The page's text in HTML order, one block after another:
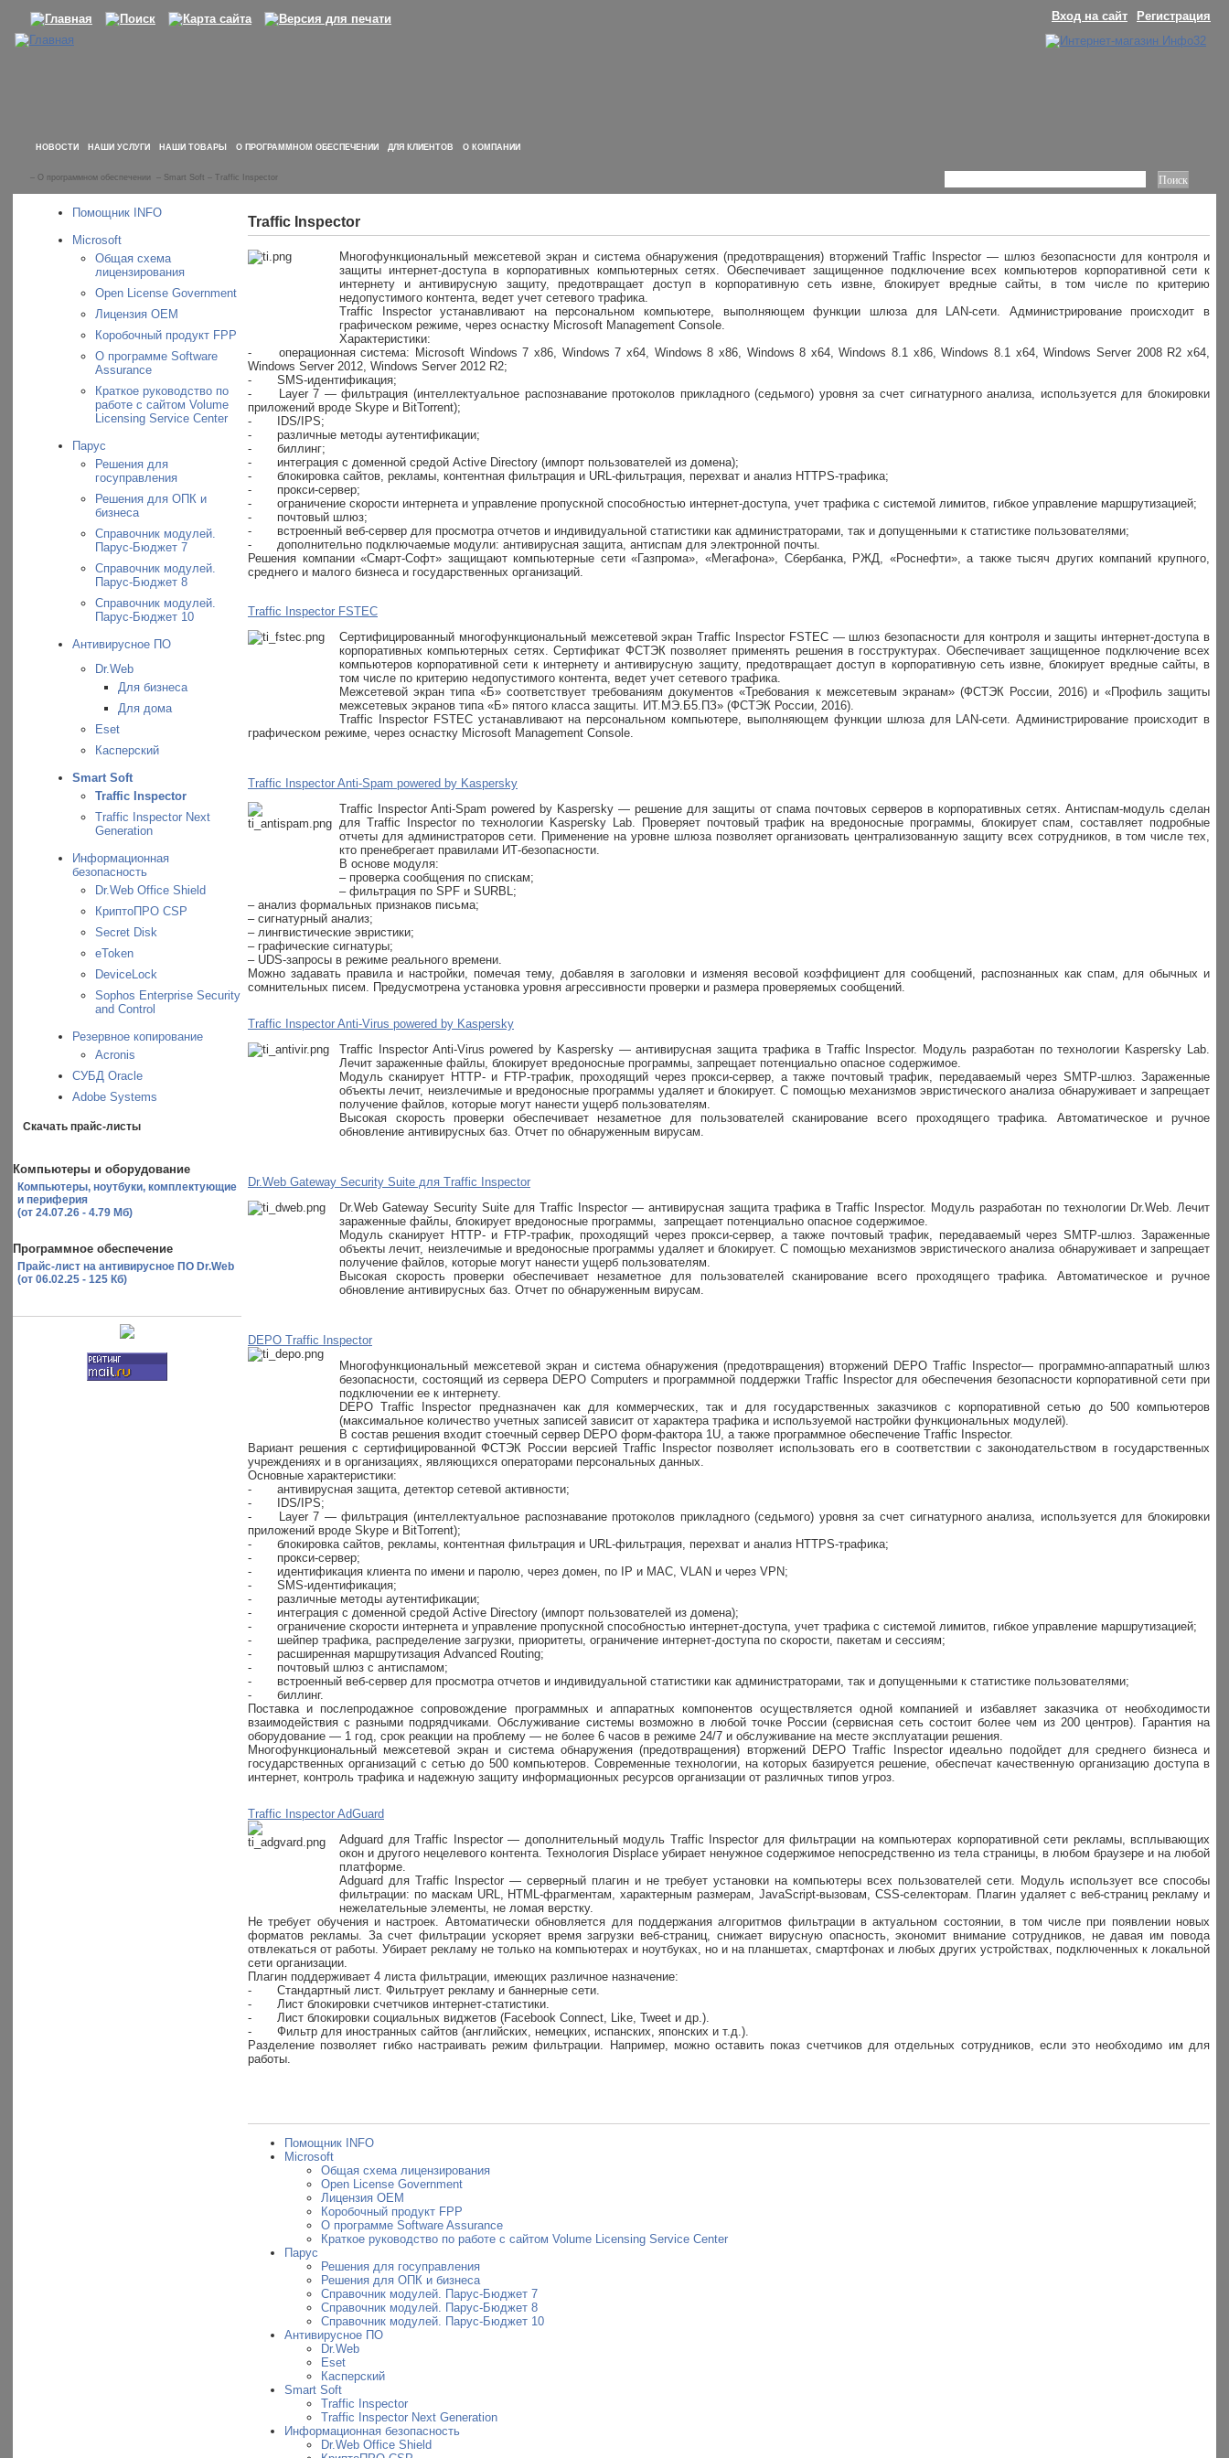
Вход на сайт Регистрация
НОВОСТИ НАШИ УСЛУГИ НАШИ ТОВАРЫ О ПРОГРАММНОМ ОБЕСПЕЧЕНИИ ДЛЯ КЛИЕНТОВ О КОМПАНИИ
– О программном обеспечении – Smart Soft – Traffic Inspector
Помощник INFO
Microsoft
Общая схема
лицензирования
Open License Government
Лицензия OEM
Коробочный продукт FPP
О программе Software
Assurance
Краткое руководство по
работе с сайтом Volume
Licensing Service Center
Парус
Решения для
госуправления
Решения для ОПК и
бизнеса
Справочник модулей.
Парус-Бюджет 7
Справочник модулей.
Парус-Бюджет 8
Справочник модулей.
Парус-Бюджет 10
Антивирусное ПО
Dr.Web
Для бизнеса
Для дома
Eset
Касперский
Smart Soft
Traffic Inspector
Traffic Inspector Next
Generation
Информационная
безопасность
Dr.Web Office Shield
КриптоПРО CSP
Secret Disk
eToken
DeviceLock
Sophos Enterprise Security
and Control
Резервное копирование
Acronis
СУБД Oracle
Adobe Systems
Скачать прайс-листы
Компьютеры и оборудование
Компьютеры, ноутбуки, комплектующие
и периферия
(от 24.07.26 - 4.79 Мб)
Программное обеспечение
Прайс-лист на антивирусное ПО Dr.Web
(от 06.02.25 - 125 Кб)
Traffic Inspector
Многофункциональный межсетевой экран и система обнаружения (предотвращения) вторжений Traffic Inspector — шлюз безопасности для контроля и
защиты интернет-доступа в корпоративных компьютерных сетях. Обеспечивает защищенное подключение всех компьютеров корпоративной сети к
интернету и антивирусную защиту, предотвращает доступ в корпоративную сеть извне, блокирует вредные сайты, в том числе по критерию
недопустимого контента, ведет учет сетевого трафика.
Traffic Inspector устанавливают на персональном компьютере, выполняющем функции шлюза для LAN-сети. Администрирование происходит в
графическом режиме, через оснастку Microsoft Management Console.
Характеристики:
-
операционная система: Microsoft Windows 7 x86, Windows 7 x64, Windows 8 x86, Windows 8 x64, Windows 8.1 x86, Windows 8.1 x64, Windows Server 2008 R2 x64,
Windows Server 2012, Windows Server 2012 R2;
-
SMS-идентификация;
-
Layer 7 — фильтрация (интеллектуальное распознавание протоколов прикладного (седьмого) уровня за счет сигнатурного анализа, используется для блокировки
приложений вроде Skype и BitTorrent);
-
IDS/IPS;
-
различные методы аутентификации;
-
биллинг;
-
интеграция с доменной средой Active Directory (импорт пользователей из домена);
-
блокировка сайтов, рекламы, контентная фильтрация и URL-фильтрация, перехват и анализ HTTPS-трафика;
-
прокси-сервер;
-
ограничение скорости интернета и управление пропускной способностью интернет-доступа, учет трафика с системой лимитов, гибкое управление маршрутизацией;
-
почтовый шлюз;
-
встроенный веб-сервер для просмотра отчетов и индивидуальной статистики как администраторами, так и допущенными к статистике пользователями;
-
дополнительно подключаемые модули: антивирусная защита, антиспам для электронной почты.
Решения компании «Смарт-Софт» защищают компьютерные сети «Газпрома», «Мегафона», Сбербанка, РЖД, «Роснефти», а также тысяч других компаний крупного,
среднего и малого бизнеса и государственных организаций.
Traffic Inspector FSTEC
Сертифицированный многофункциональный межсетевой экран Traffic Inspector FSTEC — шлюз безопасности для контроля и защиты интернет-доступа в
корпоративных компьютерных сетях. Сертификат ФСТЭК позволяет применять решения в госструктурах. Обеспечивает защищенное подключение всех
компьютеров корпоративной сети к интернету и антивирусную защиту, предотвращает доступ в корпоративную сеть извне, блокирует вредные сайты, в
том числе по критерию недопустимого контента, ведет учет сетевого трафика.
Межсетевой экран типа «Б» соответствует требованиям документов «Требования к межсетевым экранам» (ФСТЭК России, 2016) и «Профиль защиты
межсетевых экранов типа «Б» пятого класса защиты. ИТ.МЭ.Б5.ПЗ» (ФСТЭК России, 2016).
Traffic Inspector FSTEC устанавливают на персональном компьютере, выполняющем функции шлюза для LAN-сети. Администрирование происходит в
графическом режиме, через оснастку Microsoft Management Console.
Traffic Inspector Anti-Spam powered by Kaspersky
Traffic Inspector Anti-Spam powered by Kaspersky — решение для защиты от спама почтовых серверов в корпоративных сетях. Антиспам-модуль сделан
для Traffic Inspector по технологии Kaspersky Lab. Проверяет почтовый трафик на вредоносные программы, блокирует спам, составляет подробные
отчеты для администраторов сети. Применение на уровне шлюза позволяет организовать централизованную защиту всех сотрудников, в том числе тех,
кто пренебрегает правилами ИТ-безопасности.
В основе модуля:
– проверка сообщения по спискам;
– фильтрация по SPF и SURBL;
– анализ формальных признаков письма;
– сигнатурный анализ;
– лингвистические эвристики;
– графические сигнатуры;
– UDS-запросы в режиме реального времени.
Можно задавать правила и настройки, помечая тему, добавляя в заголовки и изменяя весовой коэффициент для сообщений, распознанных как спам, для обычных и
сомнительных писем. Предусмотрена установка уровня агрессивности проверки и размера проверяемых сообщений.
Traffic Inspector Anti-Virus powered by Kaspersky
Traffic Inspector Anti-Virus powered by Kaspersky — антивирусная защита трафика в Traffic Inspector. Модуль разработан по технологии Kaspersky Lab.
Лечит зараженные файлы, блокирует вредоносные программы, запрещает потенциально опасное содержимое.
Модуль сканирует HTTP- и FTP-трафик, проходящий через прокси-сервер, а также почтовый трафик, передаваемый через SMTP-шлюз. Зараженные
объекты лечит, неизлечимые и вредоносные программы удаляет и блокирует. С помощью механизмов эвристического анализа обнаруживает и запрещает
получение файлов, которые могут нанести ущерб пользователям.
Высокая скорость проверки обеспечивает незаметное для пользователей сканирование всего проходящего трафика. Автоматическое и ручное
обновление антивирусных баз. Отчет по обнаруженным вирусам.
Dr.Web Gateway Security Suite для Traffic Inspector
Dr.Web Gateway Security Suite для Traffic Inspector — антивирусная защита трафика в Traffic Inspector. Модуль разработан по технологии Dr.Web. Лечит
зараженные файлы, блокирует вредоносные программы, запрещает потенциально опасное содержимое.
Модуль сканирует HTTP- и FTP-трафик, проходящий через прокси-сервер, а также почтовый трафик, передаваемый через SMTP-шлюз. Зараженные
объекты лечит, неизлечимые и вредоносные программы удаляет и блокирует. С помощью механизмов эвристического анализа обнаруживает и запрещает
получение файлов, которые могут нанести ущерб пользователям.
Высокая скорость проверки обеспечивает незаметное для пользователей сканирование всего проходящего трафика. Автоматическое и ручное
обновление антивирусных баз. Отчет по обнаруженным вирусам.
DEPO Traffic Inspector
Многофункциональный межсетевой экран и система обнаружения (предотвращения) вторжений DEPO Traffic Inspector— программно-аппаратный шлюз
безопасности, состоящий из сервера DEPO Computers и программной поддержки Traffic Inspector для обеспечения безопасности корпоративной сети при
подключении ее к интернету.
DEPO Traffic Inspector предназначен как для коммерческих, так и для государственных заказчиков с корпоративной сетью до 500 компьютеров
(максимальное количество учетных записей зависит от характера трафика и используемой настройки функциональных модулей).
В состав решения входит стоечный сервер DEPO форм-фактора 1U, а также программное обеспечение Traffic Inspector.
Вариант решения с сертифицированной ФСТЭК России версией Traffic Inspector позволяет использовать его в соответствии с законодательством в государственных
учреждениях и в организациях, являющихся операторами персональных данных.
Основные характеристики:
-
антивирусная защита, детектор сетевой активности;
-
IDS/IPS;
-
Layer 7 — фильтрация (интеллектуальное распознавание протоколов прикладного (седьмого) уровня за счет сигнатурного анализа, используется для блокировки
приложений вроде Skype и BitTorrent);
-
блокировка сайтов, рекламы, контентная фильтрация и URL-фильтрация, перехват и анализ HTTPS-трафика;
-
прокси-сервер;
-
идентификация клиента по имени и паролю, через домен, по IP и MAC, VLAN и через VPN;
-
SMS-идентификация;
-
различные методы аутентификации;
-
интеграция с доменной средой Active Directory (импорт пользователей из домена);
-
ограничение скорости интернета и управление пропускной способностью интернет-доступа, учет трафика с системой лимитов, гибкое управление маршрутизацией;
-
шейпер трафика, распределение загрузки, приоритеты, ограничение интернет-доступа по скорости, пакетам и сессиям;
-
расширенная маршрутизация Advanced Routing;
-
почтовый шлюз с антиспамом;
-
встроенный веб-сервер для просмотра отчетов и индивидуальной статистики как администраторами, так и допущенными к статистике пользователями;
-
биллинг.
Поставка и послепродажное сопровождение программных и аппаратных компонентов осуществляется одной компанией и избавляет заказчика от необходимости
взаимодействия с разными подрядчиками. Обслуживание системы возможно в любой точке России (сервисная сеть состоит более чем из 200 центров). Гарантия на
оборудование — 1 год, срок реакции на проблему — не более 6 часов в режиме 24/7 и обслуживание на месте эксплуатации решения.
Многофункциональный межсетевой экран и система обнаружения (предотвращения) вторжений DEPO Traffic Inspector идеально подойдет для среднего бизнеса и
государственных организаций с сетью до 500 компьютеров. Современные технологии, на которых базируется решение, обеспечат качественную организацию доступа в
интернет, контроль трафика и надежную защиту информационных ресурсов организации от различных типов угроз.
Traffic Inspector AdGuard
Adguard для Traffic Inspector — дополнительный модуль Traffic Inspector для фильтрации на компьютерах корпоративной сети рекламы, всплывающих
окон и другого нецелевого контента. Технология Displace убирает ненужное содержимое непосредственно из тела страницы, в любом браузере и на любой
платформе.
Adguard для Traffic Inspector — серверный плагин и не требует установки на компьютеры всех пользователей сети. Модуль использует все способы
фильтрации: по маскам URL, HTML-фрагментам, характерным размерам, JavaScript-вызовам, CSS-селекторам. Плагин удаляет с веб-страниц рекламу и
нежелательные элементы, не ломая верстку.
Не требует обучения и настроек. Автоматически обновляется для поддержания алгоритмов фильтрации в актуальном состоянии, в том числе при появлении новых
форматов рекламы. За счет фильтрации ускоряет время загрузки веб-страниц, снижает вирусную опасность, экономит внимание сотрудников, не давая им повода
отвлекаться от работы. Убирает рекламу не только на компьютерах и ноутбуках, но и на планшетах, смартфонах и любых других устройствах, подключенных к локальной
сети организации.
Плагин поддерживает 4 листа фильтрации, имеющих различное назначение:
-
Стандартный лист. Фильтрует рекламу и баннерные сети.
-
Лист блокировки счетчиков интернет-статистики.
-
Лист блокировки социальных виджетов (Facebook Connect, Like, Tweet и др.).
-
Фильтр для иностранных сайтов (английских, немецких, испанских, японских и т.д.).
Разделение позволяет гибко настраивать режим фильтрации. Например, можно оставить показ счетчиков для отдельных сотрудников, если это необходимо им для
работы.
Помощник INFO
Microsoft
Общая схема лицензирования
Open License Government
Лицензия OEM
Коробочный продукт FPP
О программе Software Assurance
Краткое руководство по работе с сайтом Volume Licensing Service Center
Парус
Решения для госуправления
Решения для ОПК и бизнеса
Справочник модулей. Парус-Бюджет 7
Справочник модулей. Парус-Бюджет 8
Справочник модулей. Парус-Бюджет 10
Антивирусное ПО
Dr.Web
Eset
Касперский
Smart Soft
Traffic Inspector
Traffic Inspector Next Generation
Информационная безопасность
Dr.Web Office Shield